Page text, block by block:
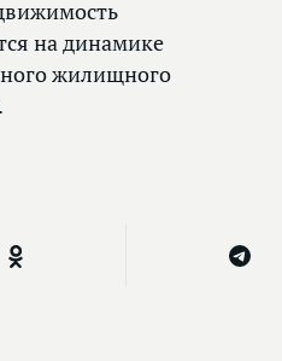
на динамике
жилищного